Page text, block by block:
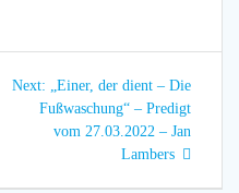
Next:
Next
post:
„Einer, der dient – Die
Fußwaschung“ – Predigt
vom 27.03.2022 – Jan
Lambers